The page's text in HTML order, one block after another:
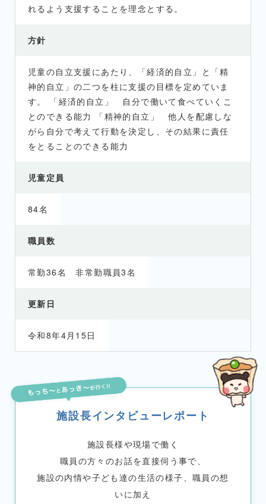
れるよう支援することを理念とする。
方針
児童の自立支援にあたり、「経済的自立」と「精
神的自立」の二つを柱に支援の目標を定めていま
す。 「経済的自立」 自分で働いて食べていくこ
とのできる能力 「精神的自立」 他人を配慮しな
がら自分で考えて行動を決定し、その結果に責任
をとることのできる能力
児童定員
84名
職員数
常勤36名 非常勤職員3名
更新日
令和8年4月15日
施設長インタビューレポート
施設長様や現場で働く
職員の方々のお話を直接伺う事で、
施設の内情や子ども達の生活の様子、職員の想
いに加え